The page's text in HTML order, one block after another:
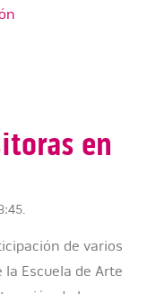
en
de varios
Escuela de Arte